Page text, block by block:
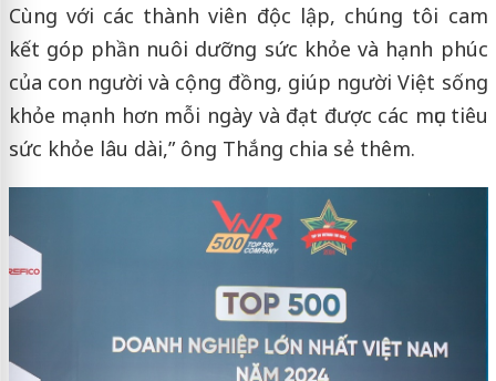
Cùng với các thành viên độc lập, chúng tôi cam
kết góp phần nuôi dưỡng sức khỏe và hạnh phúc
của con người và cộng đồng, giúp người Việt sống
khỏe mạnh hơn mỗi ngày và đạt được các mục tiêu
sức khỏe lâu dài,” ông Thắng chia sẻ thêm.